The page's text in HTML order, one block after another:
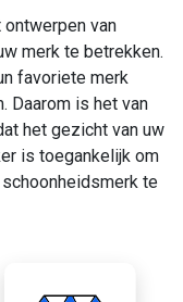
van
merk te betrekken.
favoriete merk
Daarom is het van
het gezicht van uw
is toegankelijk om
te